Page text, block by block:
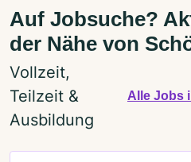
Auf Jobsuche?
der Nähe von
Vollzeit,
Teilzeit &
Ausbildung
Alle Jobs